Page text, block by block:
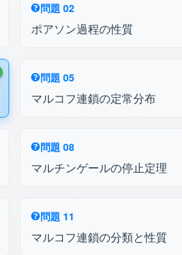
問題 02
ポアソン過程の性質
問題 05
マルコフ連鎖の定常分布
問題 08
マルチンゲールの停止定理
問題 11
マルコフ連鎖の分類と性質